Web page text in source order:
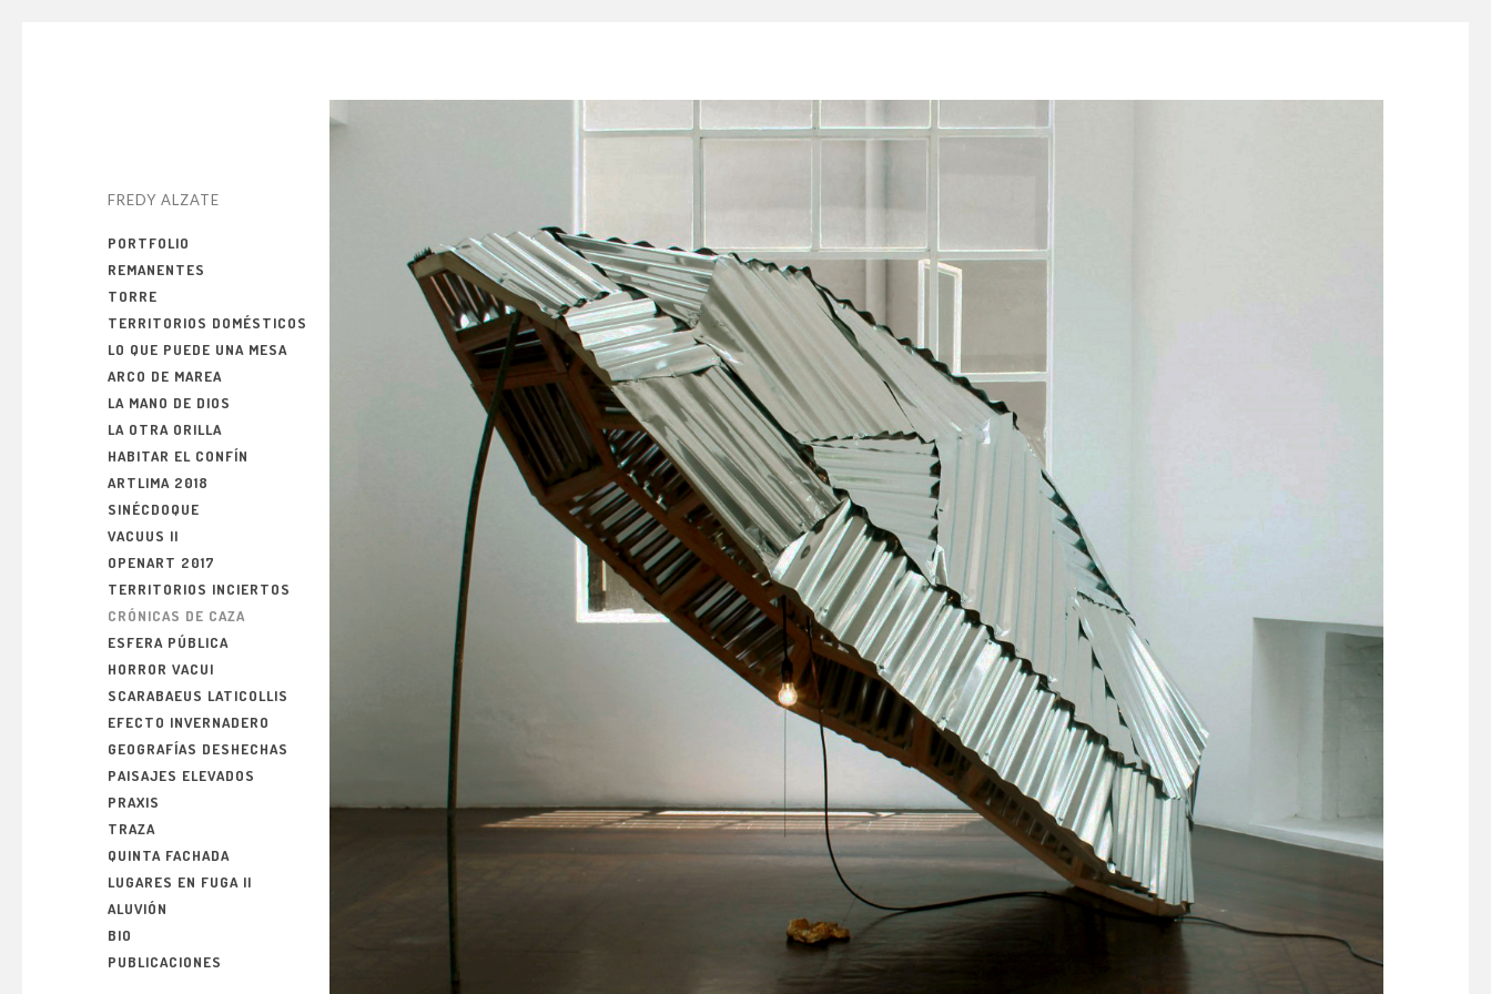
FREDY ALZATE
PORTFOLIO
REMANENTES
TORRE
TERRITORIOS DOMÉSTICOS
LO QUE PUEDE UNA MESA
ARCO DE MAREA
LA MANO DE DIOS
LA OTRA ORILLA
HABITAR EL CONFÍN
ARTLIMA 2018
SINÉCDOQUE
VACUUS II
OPENART 2017
TERRITORIOS INCIERTOS
CRÓNICAS DE CAZA
ESFERA PÚBLICA
HORROR VACUI
SCARABAEUS LATICOLLIS
EFECTO INVERNADERO
GEOGRAFÍAS DESHECHAS
PAISAJES ELEVADOS
PRAXIS
TRAZA
QUINTA FACHADA
LUGARES EN FUGA II
ALUVIÓN
BIO
PUBLICACIONES